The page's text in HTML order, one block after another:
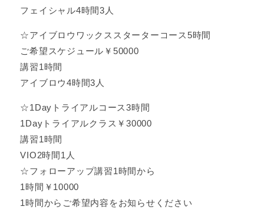
フェイシャル4時間3人
☆アイブロウワックススターターコース5時間
ご希望スケジュール￥50000
講習1時間
アイブロウ4時間3人
☆1Dayトライアルコース3時間
1Dayトライアルクラス￥30000
講習1時間
VIO2時間1人
☆フォローアップ講習1時間から
1時間￥10000
1時間からご希望内容をお知らせください